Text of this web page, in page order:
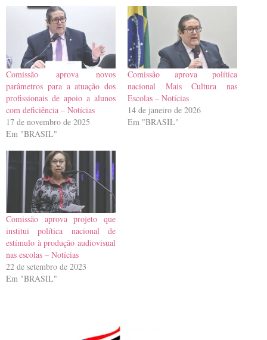
Comissão aprova novos
parâmetros para a atuação dos
profissionais de apoio a alunos
com deficiência – Notícias
17 de novembro de 2025
Em "BRASIL"
Comissão aprova política
nacional Mais Cultura nas
Escolas – Notícias
14 de janeiro de 2026
Em "BRASIL"
Comissão aprova projeto que
institui política nacional de
estímulo à produção audiovisual
nas escolas – Notícias
22 de setembro de 2023
Em "BRASIL"